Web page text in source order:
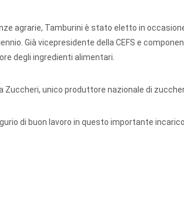
agrarie, Tamburini è stato eletto in
Già vicepresidente della CEFS e
degli ingredienti alimentari.
unico produttore nazionale di
di buon lavoro in questo importante